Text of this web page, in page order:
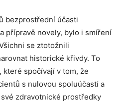
bezprostřední účasti
přípravě novely, bylo i smíření
se ztotožnili
historické křivdy. To
které spočívají v tom, že
s nulovou spoluúčastí a
zdravotnické prostředky